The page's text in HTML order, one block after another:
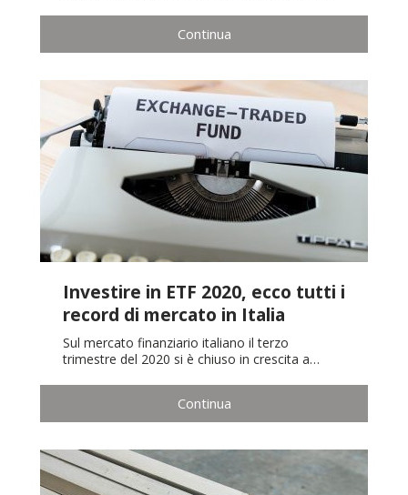
Continua
Investire in ETF 2020, ecco tutti i
record di mercato in Italia
Sul mercato finanziario italiano il terzo
trimestre del 2020 si è chiuso in crescita a…
Continua